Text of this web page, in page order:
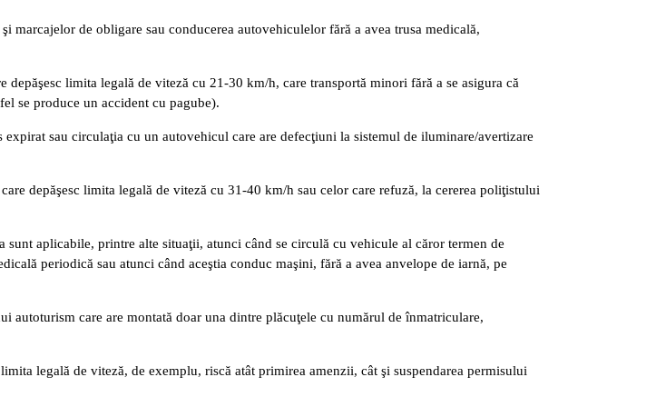
marcajelor de obligare sau conducerea autovehiculelor fără a avea trusa medicală,
limita legală de viteză cu 21-30 km/h, care transportă minori fără a se asigura că
se produce un accident cu pagube).
sau circulaţia cu un autovehicul care are defecţiuni la sistemul de iluminare/avertizare
depăşesc limita legală de viteză cu 31-40 km/h sau celor care refuză, la cererea poliţistului
aplicabile, printre alte situaţii, atunci când se circulă cu vehicule al căror termen de
periodică sau atunci când aceştia conduc maşini, fără a avea anvelope de iarnă, pe
care are montată doar una dintre plăcuţele cu numărul de înmatriculare,
legală de viteză, de exemplu, riscă atât primirea amenzii, cât şi suspendarea permisului